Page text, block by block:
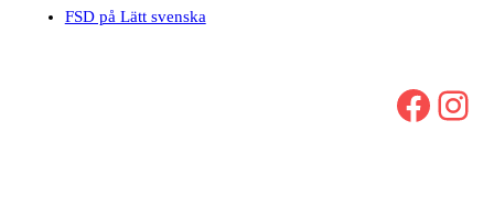
FSD på Lätt svenska
Facebook Instagram